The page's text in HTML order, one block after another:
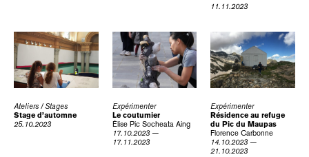
11.11.2023
Ateliers / Stages
Stage d’automne
25.10.2023
Expérimenter
Le coutumier
Élise Pic Socheata Aing
17.10.2023 —
17.11.2023
Expérimenter
Résidence au refuge
du Pic du Maupas
Florence Carbonne
14.10.2023 —
21.10.2023